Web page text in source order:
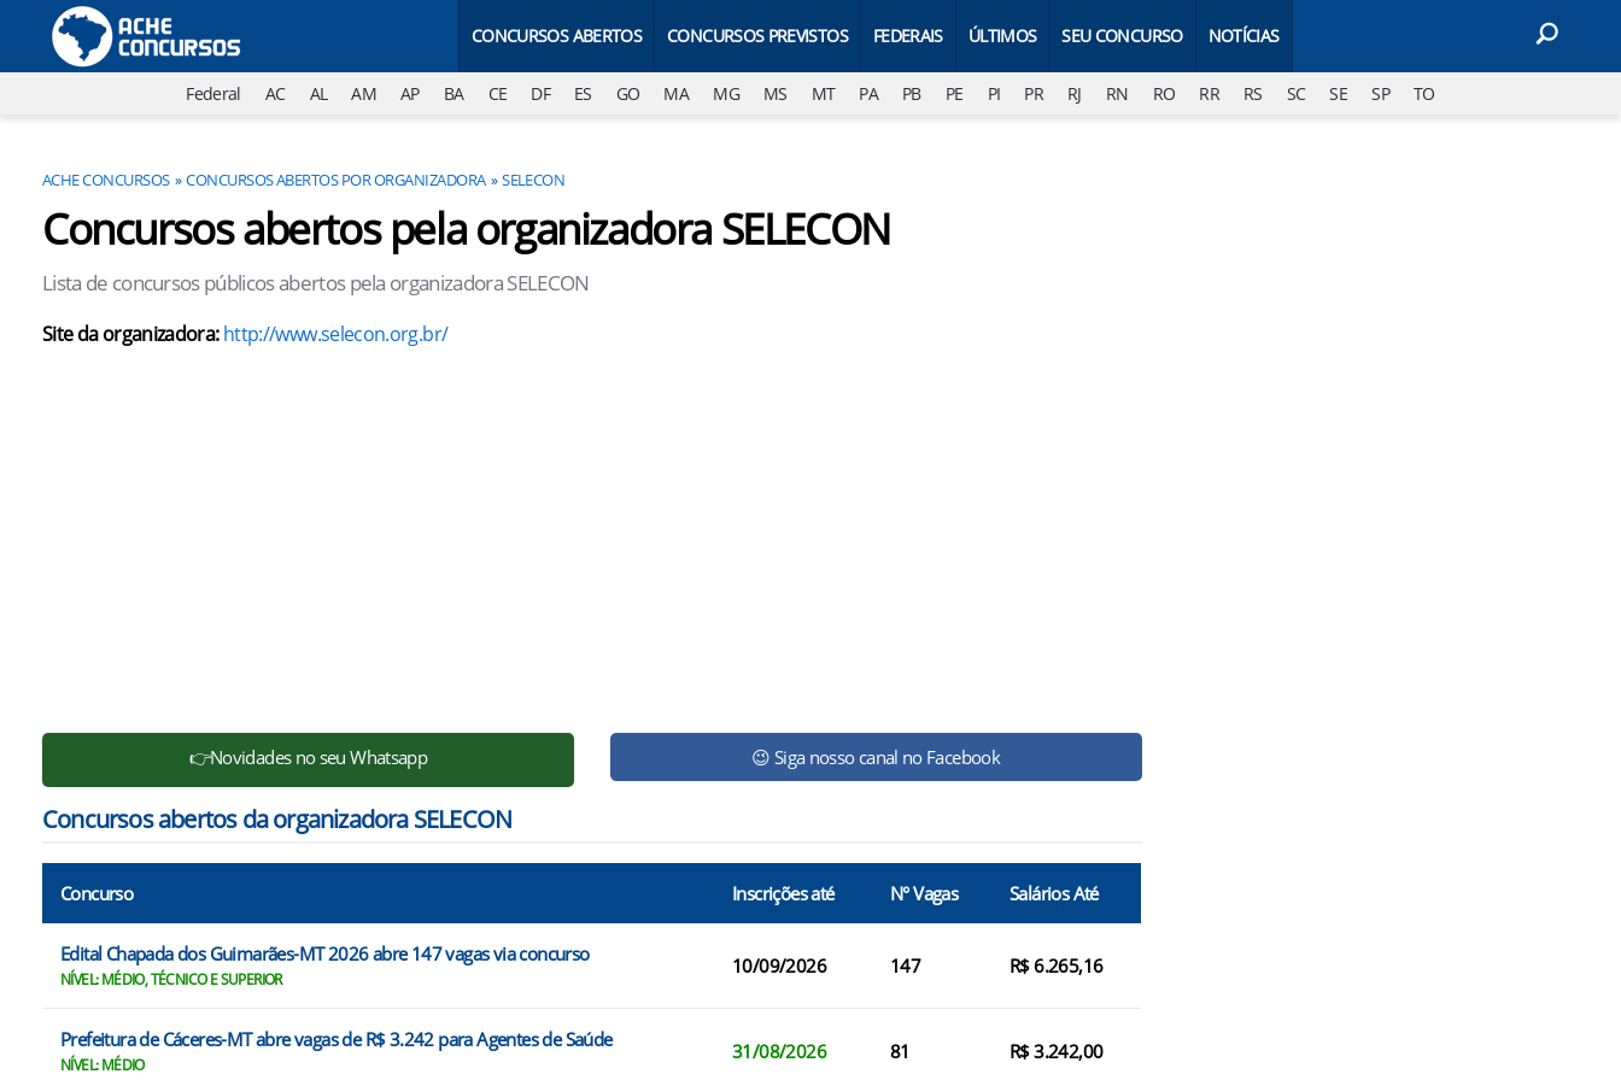
CONCURSOS ABERTOS CONCURSOS PREVISTOS FEDERAIS ÚLTIMOS SEU CONCURSO NOTÍCIAS
Federal AC AL AM AP BA CE DF ES GO MA MG MS MT PA PB PE PI PR RJ RN RO RR RS SC SE SP TO
ACHE CONCURSOS CONCURSOS ABERTOS POR ORGANIZADORA SELECON
Concursos abertos pela organizadora SELECON
Lista de concursos públicos abertos pela organizadora SELECON
Site da organizadora:http://www.selecon.org.br/
👉Novidades no seu Whatsapp 😉 Siga nosso canal no Facebook
Concursos abertos da organizadora SELECON
Concurso Inscrições até N° Vagas Salários Até
Edital Chapada dos Guimarães-MT 2026 abre 147 vagas via concurso
NÍVEL: MÉDIO, TÉCNICO E SUPERIOR
10/09/2026 147 R$ 6.265,16
Prefeitura de Cáceres-MT abre vagas de R$ 3.242 para Agentes de Saúde
NÍVEL: MÉDIO
31/08/2026 81 R$ 3.242,00